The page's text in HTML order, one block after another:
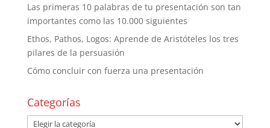
Las primeras 10 palabras de tu presentación son tan
importantes como las 10.000 siguientes
Ethos, Pathos, Logos: Aprende de Aristóteles los tres
pilares de la persuasión
Cómo concluir con fuerza una presentación
Categorías